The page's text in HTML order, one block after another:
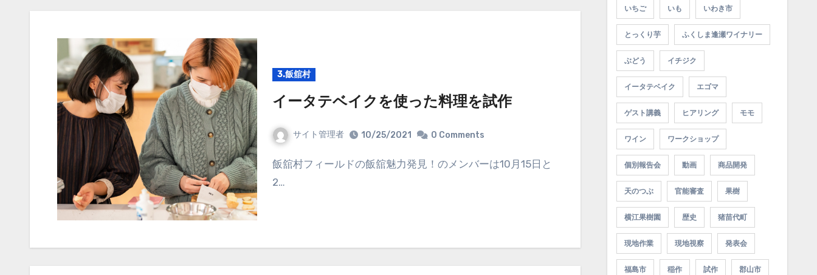
3.飯舘村
イータテベイクを使った料理を試作
サイト管理者 10/25/2021 0 Comments
飯舘村フィールドの飯舘魅力発見！のメンバーは10月15日と
2…
いちご いも いわき市
とっくり芋 ふくしま逢瀬ワイナリー
ぶどう イチジク
イータテベイク エゴマ
ゲスト講義 ヒアリング モモ
ワイン ワークショップ
個別報告会 動画 商品開発
天のつぶ 官能審査 果樹
横江果樹園 歴史 猪苗代町
現地作業 現地視察 発表会
福島市 稲作 試作 郡山市